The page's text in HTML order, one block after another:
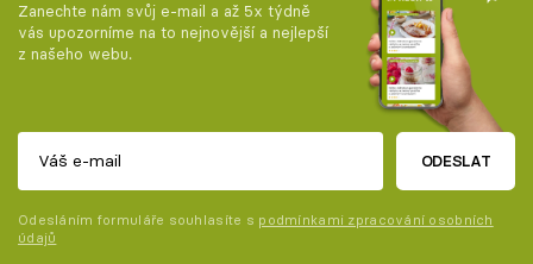
Zanechte nám svůj e-mail a až 5x týdně
vás upozorníme na to nejnovější a nejlepší
z našeho webu.
ODESLAT
Odesláním formuláře souhlasíte s podmínkami zpracování osobních
údajů